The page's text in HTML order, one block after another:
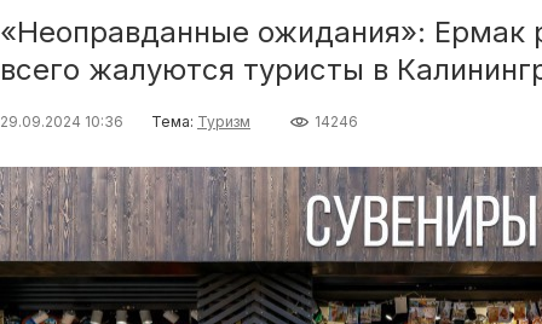
«Неоправданные ожидания»: Ермак
всего жалуются туристы в
29.09.2024 10:36 Тема: Туризм 14246